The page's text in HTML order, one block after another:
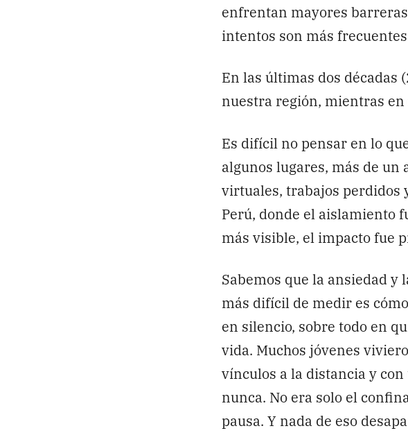
enfrentan mayores
intentos son más
En las últimas dos décadas
nuestra región, mientras
Es difícil no pensar en lo
algunos lugares, más de
virtuales, trabajos perdidos
Perú, donde el aislamiento
más visible, el impacto fue
Sabemos que la ansiedad
más difícil de medir es
en silencio, sobre todo en
vida. Muchos jóvenes
vínculos a la distancia y
nunca. No era solo el
pausa. Y nada de eso